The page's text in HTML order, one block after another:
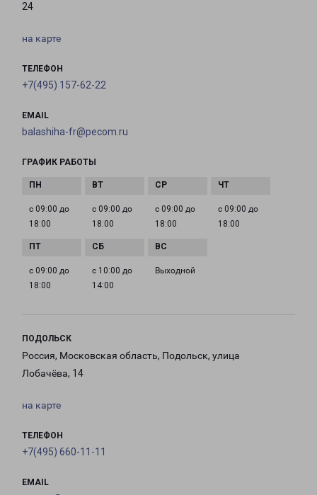
24
на карте
ТЕЛЕФОН
+7(495) 157-62-22
EMAIL
balashiha-fr@pecom.ru
ГРАФИК РАБОТЫ
с 09:00 до
18:00
с 09:00 до
18:00
с 09:00 до
18:00
с 09:00 до
18:00
с 09:00 до
18:00
с 10:00 до
14:00
Выходной
ПОДОЛЬСК
Россия, Московская область, Подольск, улица
Лобачёва, 14
на карте
ТЕЛЕФОН
+7(495) 660-11-11
EMAIL